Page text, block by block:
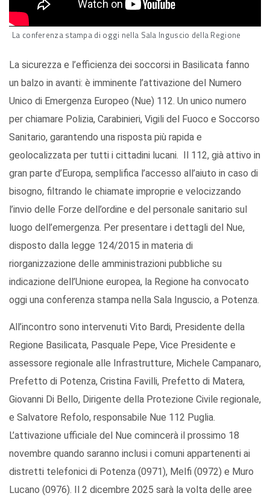
La conferenza stampa di oggi nella Sala Inguscio della Regione
La sicurezza e l’efficienza dei soccorsi in Basilicata fanno
un balzo in avanti: è imminente l’attivazione del Numero
Unico di Emergenza Europeo (Nue) 112. Un unico numero
per chiamare Polizia, Carabinieri, Vigili del Fuoco e Soccorso
Sanitario, garantendo una risposta più rapida e
geolocalizzata per tutti i cittadini lucani. Il 112, già attivo in
gran parte d’Europa, semplifica l’accesso all’aiuto in caso di
bisogno, filtrando le chiamate improprie e velocizzando
l’invio delle Forze dell’ordine e del personale sanitario sul
luogo dell’emergenza. Per presentare i dettagli del Nue,
disposto dalla legge 124/2015 in materia di
riorganizzazione delle amministrazioni pubbliche su
indicazione dell’Unione europea, la Regione ha convocato
oggi una conferenza stampa nella Sala Inguscio, a Potenza.
All’incontro sono intervenuti Vito Bardi, Presidente della
Regione Basilicata, Pasquale Pepe, Vice Presidente e
assessore regionale alle Infrastrutture, Michele Campanaro,
Prefetto di Potenza, Cristina Favilli, Prefetto di Matera,
Giovanni Di Bello, Dirigente della Protezione Civile regionale,
e Salvatore Refolo, responsabile Nue 112 Puglia.
L’attivazione ufficiale del Nue comincerà il prossimo 18
novembre quando saranno inclusi i comuni appartenenti ai
distretti telefonici di Potenza (0971), Melfi (0972) e Muro
Lucano (0976). Il 2 dicembre 2025 sarà la volta delle aree